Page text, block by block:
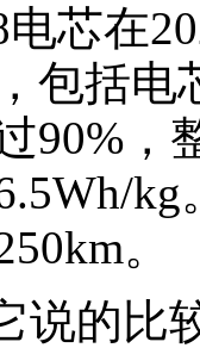
电芯在
包括
90%，
。
说的比